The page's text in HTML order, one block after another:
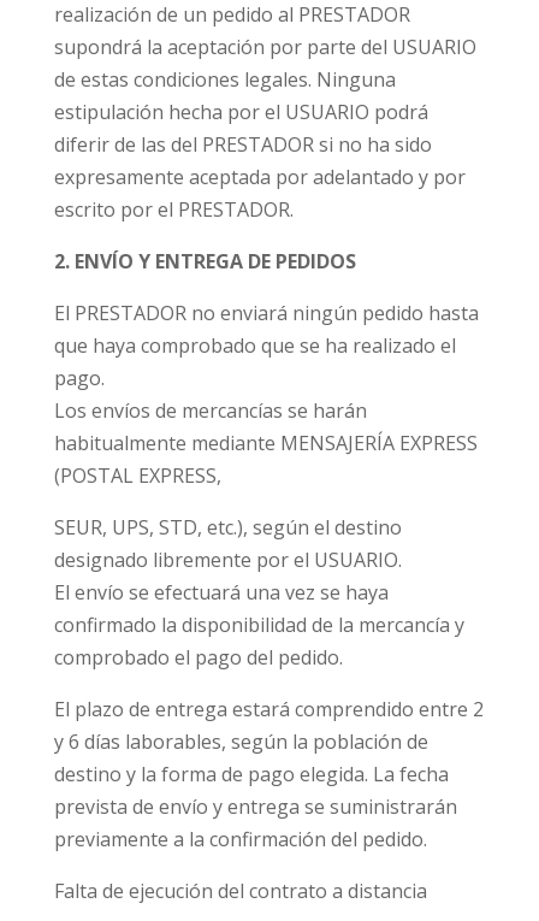
realización de un pedido al PRESTADOR
supondrá la aceptación por parte del USUARIO
de estas condiciones legales. Ninguna
estipulación hecha por el USUARIO podrá
diferir de las del PRESTADOR si no ha sido
expresamente aceptada por adelantado y por
escrito por el PRESTADOR.
2. ENVÍO Y ENTREGA DE PEDIDOS
El PRESTADOR no enviará ningún pedido hasta
que haya comprobado que se ha realizado el
pago.
Los envíos de mercancías se harán
habitualmente mediante MENSAJERÍA EXPRESS
(POSTAL EXPRESS,
SEUR, UPS, STD, etc.), según el destino
designado libremente por el USUARIO.
El envío se efectuará una vez se haya
confirmado la disponibilidad de la mercancía y
comprobado el pago del pedido.
El plazo de entrega estará comprendido entre 2
y 6 días laborables, según la población de
destino y la forma de pago elegida. La fecha
prevista de envío y entrega se suministrarán
previamente a la confirmación del pedido.
Falta de ejecución del contrato a distancia